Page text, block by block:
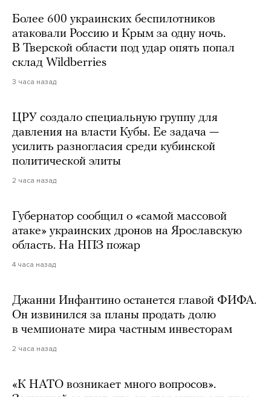
Более 600 украинских беспилотников
атаковали Россию и Крым за одну ночь.
В Тверской области под удар опять попал
склад Wildberries
3 часа назад
ЦРУ создало специальную группу для
давления на власти Кубы. Ее задача —
усилить разногласия среди кубинской
политической элиты
2 часа назад
Губернатор сообщил о «самой массовой
атаке» украинских дронов на Ярославскую
область. На НПЗ пожар
4 часа назад
Джанни Инфантино останется главой ФИФА.
Он извинился за планы продать долю
в чемпионате мира частным инвесторам
2 часа назад
«К НАТО возникает много вопросов».